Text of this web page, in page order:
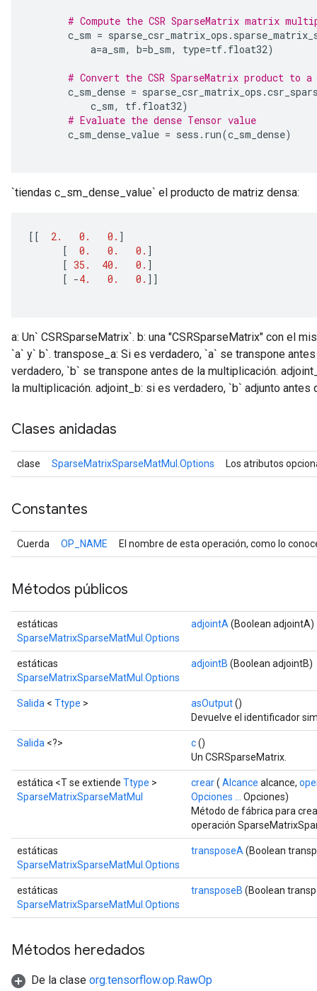
# Compute the CSR SparseMatrix matrix
c_sm = sparse_csr_matrix_ops .
a=a_sm, b=b_sm, type=tf. float32)
# Convert the CSR SparseMatrix product to a
c_sm_dense = sparse_csr_matrix_ops .
c_sm, tf. float32)
# Evaluate the dense Tensor value
c_sm_dense_value = sess . run(c_sm_dense)
`tiendas c_sm_dense_value` el producto de matriz densa:
[[ 2. 0. 0. ]
[
0. 0. 0. ]
[ 35. 40. 0. ]
[ -4. 0. 0. ]]
a: Un` CSRSparseMatrix`. b: una "CSRSparseMatrix" con el
`a` y` b`. transpose_a: Si es verdadero, `a` se transpone
verdadero, `b` se transpone antes de la multiplicación.
la multiplicación. adjoint_b: si es verdadero, `b` adjunto antes
Clases anidadas
clase SparseMatrixSparseMatMul.Options Los atributos
Constantes
Cuerda OP_NAME El nombre de esta operación, como lo
Métodos públicos
estáticas
SparseMatrixSparseMatMul.Options
adjointA (Boolean adjointA)
estáticas
SparseMatrixSparseMatMul.Options
adjointB (Boolean adjointB)
Salida < Ttype > asOutput()
Devuelve el identificador
Salida <?> c()
Un CSRSparseMatrix.
estática <T se extiende Ttype >
SparseMatrixSparseMatMul
crear( Alcance alcance,
Opciones ...
Opciones)
Método de fábrica para
operación
estáticas
SparseMatrixSparseMatMul.Options
transposeA (Boolean
estáticas
SparseMatrixSparseMatMul.Options
transposeB (Boolean
Métodos heredados
De la clase org.tensorflow.op.RawOp